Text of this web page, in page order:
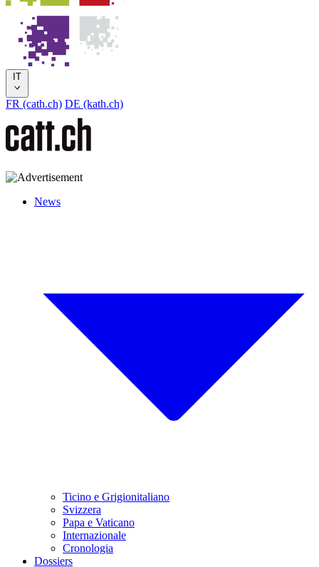
IT
FR (cath.ch) DE (kath.ch)
News
Ticino e Grigionitaliano
Svizzera
Papa e Vaticano
Internazionale
Cronologia
Dossiers